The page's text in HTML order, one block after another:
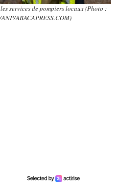
services de pompiers locaux (Photo :
ABACAPRESS.COM)